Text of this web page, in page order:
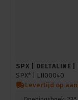
SPX |
SPX* |
LII00040
Levertijd op